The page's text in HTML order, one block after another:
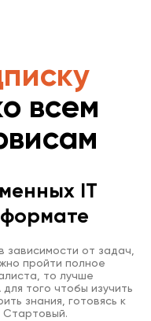
всем
IT
зависимости от задач,
пройти полное
то лучше
того чтобы изучить
знания, готовясь к